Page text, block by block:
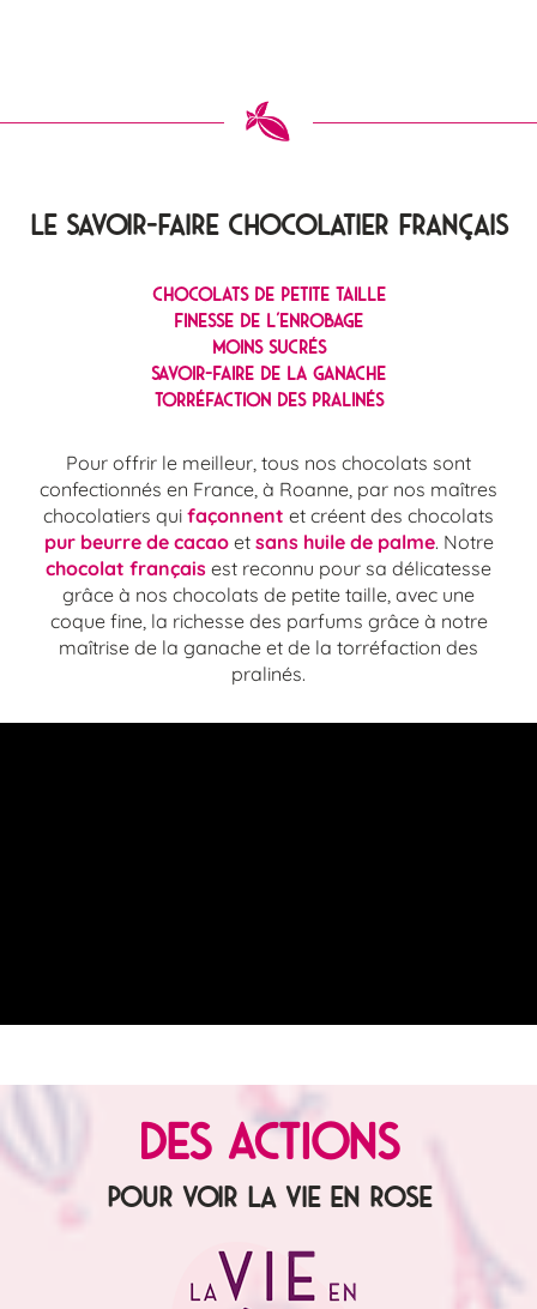
Le savoir-faire chocolatier français
Chocolats de petite taille
Finesse de l’enrobage
Moins sucrés
Savoir-faire de la ganache
Torréfaction des pralinés
Pour offrir le meilleur, tous nos chocolats sont
confectionnés en France, à Roanne, par nos maîtres
chocolatiers qui façonnent et créent des chocolats
pur beurre de cacaoet sans huile de palme. Notre
chocolat français est reconnu pour sa délicatesse
grâce à nos chocolats de petite taille, avec une
coque fine, la richesse des parfums grâce à notre
maîtrise de la ganache et de la torréfaction des
pralinés.
Des actions
pour voir la vie en Rose